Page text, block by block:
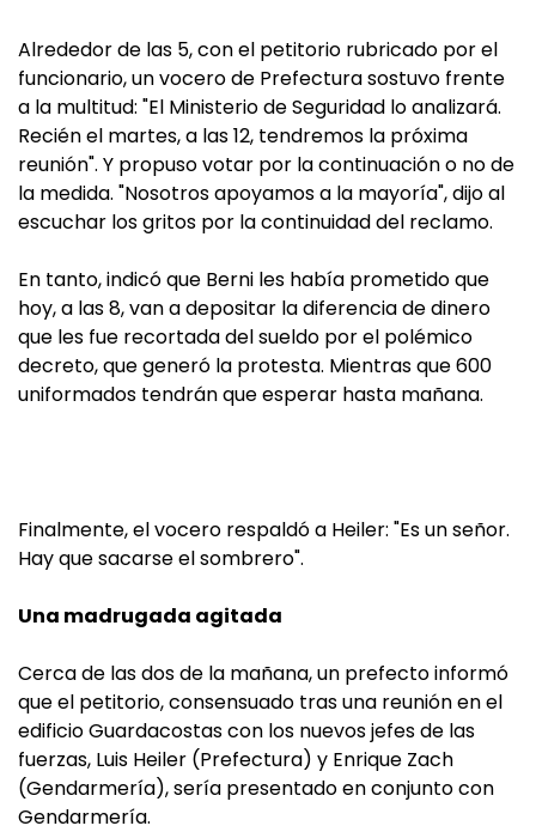
Alrededor de las 5, con el petitorio rubricado por el
funcionario, un vocero de Prefectura sostuvo frente
a la multitud: "El Ministerio de Seguridad lo analizará.
Recién el martes, a las 12, tendremos la próxima
reunión". Y propuso votar por la continuación o no de
la medida. "Nosotros apoyamos a la mayoría", dijo al
escuchar los gritos por la continuidad del reclamo.
En tanto, indicó que Berni les había prometido que
hoy, a las 8, van a depositar la diferencia de dinero
que les fue recortada del sueldo por el polémico
decreto, que generó la protesta. Mientras que 600
uniformados tendrán que esperar hasta mañana.
Finalmente, el vocero respaldó a Heiler: "Es un señor.
Hay que sacarse el sombrero".
Una madrugada agitada
Cerca de las dos de la mañana, un prefecto informó
que el petitorio, consensuado tras una reunión en el
edificio Guardacostas con los nuevos jefes de las
fuerzas, Luis Heiler (Prefectura) y Enrique Zach
(Gendarmería), sería presentado en conjunto con
Gendarmería.